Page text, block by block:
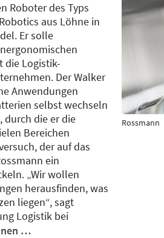
Roboter des Typs
aus Löhne in
Er solle
die Logistik-
Der Walker
Anwendungen
selbst wechseln
durch die er die
Bereichen
der auf das
ein
„Wir wollen
herausfinden, was
liegen“, sagt
Logistik bei
…
Rossmann